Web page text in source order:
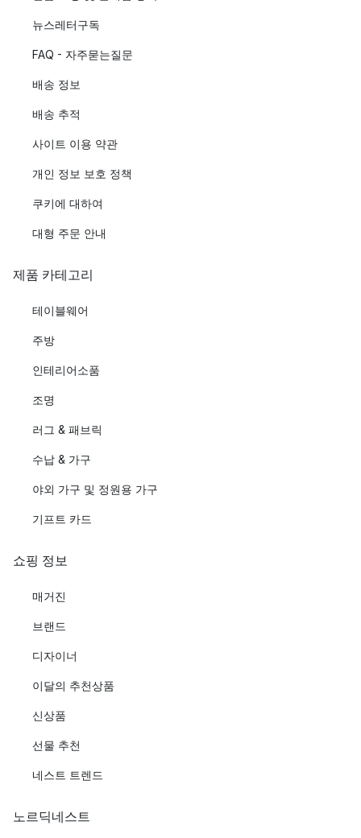
뉴스레터구독
FAQ - 자주묻는질문
배송 정보
배송 추적
사이트 이용 약관
개인 정보 보호 정책
쿠키에 대하여
대형 주문 안내
제품 카테고리
테이블웨어
주방
인테리어소품
조명
러그 & 패브릭
수납 & 가구
야외 가구 및 정원용 가구
기프트 카드
쇼핑 정보
매거진
브랜드
디자이너
이달의 추천상품
신상품
선물 추천
네스트 트렌드
노르딕네스트